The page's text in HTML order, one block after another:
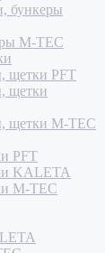
бункеры
M-TEC
щетки PFT
щетки
щетки M-TEC
PFT
KALETA
M-TEC